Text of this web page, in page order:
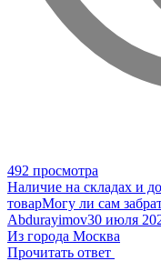
492 просмотра
Наличие на складах и
товарМогу ли сам
Abdurayimov30 июля
Из города Москва
Прочитать ответ